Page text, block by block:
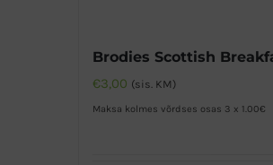
€3,00 (sis. KM)
Maksa kolmes võrdses osas 3 x 1.00€